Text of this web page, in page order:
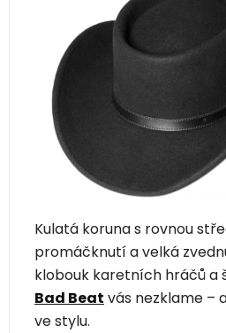
Kulatá koruna s rovnou
promáčknutí a velká
klobouk karetních hráčů a
Bad Beat vás nezklame –
ve stylu.